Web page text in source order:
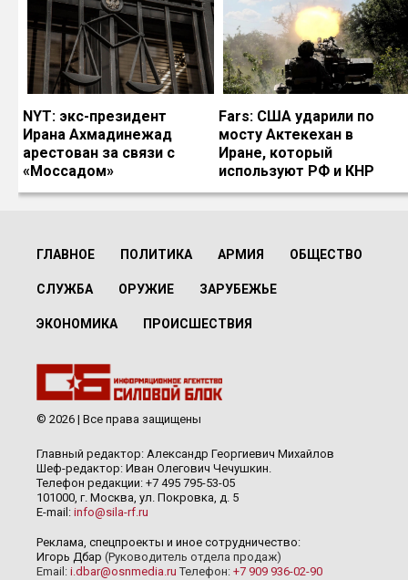
NYT: экс-президент
Ирана Ахмадинежад
арестован за связи с
«Моссадом»
Fars: США ударили по
мосту Актекехан в
Иране, который
используют РФ и КНР
ГЛАВНОЕ ПОЛИТИКА АРМИЯ ОБЩЕСТВО
СЛУЖБА ОРУЖИЕ ЗАРУБЕЖЬЕ
ЭКОНОМИКА ПРОИСШЕСТВИЯ
© 2026 | Все права защищены
Главный редактор: Александр Георгиевич Михайлов
Шеф-редактор: Иван Олегович Чечушкин.
Телефон редакции: +7 495 795-53-05
101000, г. Москва, ул. Покровка, д. 5
E-mail: info@sila-rf.ru
Реклама, спецпроекты и иное сотрудничество:
Игорь Дбар (Руководитель отдела продаж)
Email: i.dbar@osnmedia.ru Телефон: +7 909 936-02-90